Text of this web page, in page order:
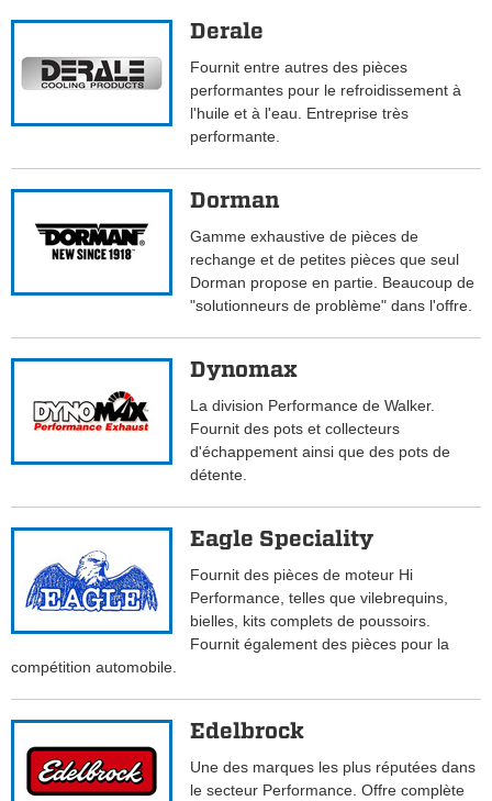
Derale
Fournit entre autres des pièces
performantes pour le refroidissement à
l'huile et à l'eau. Entreprise très
performante.
Dorman
Gamme exhaustive de pièces de
rechange et de petites pièces que seul
Dorman propose en partie. Beaucoup de
"solutionneurs de problème" dans l'offre.
Dynomax
La division Performance de Walker.
Fournit des pots et collecteurs
d'échappement ainsi que des pots de
détente.
Eagle Speciality
Fournit des pièces de moteur Hi
Performance, telles que vilebrequins,
bielles, kits complets de poussoirs.
Fournit également des pièces pour la
compétition automobile.
Edelbrock
Une des marques les plus réputées dans
le secteur Performance. Offre complète